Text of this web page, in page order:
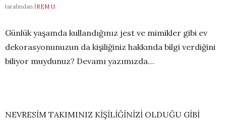
tarafından İREM U.
Günlük yaşamda kullandığınız jest ve mimikler gibi ev
dekorasyonunuzun da kişiliğiniz hakkında bilgi verdiğini
biliyor muydunuz? Devamı yazımızda…
NEVRESİM TAKIMINIZ KİŞİLİĞİNİZİ OLDUĞU GİBİ